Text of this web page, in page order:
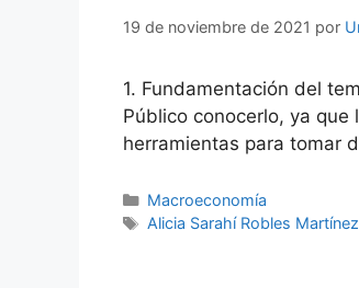
19 de noviembre de 2021 por
1. Fundamentación del
Público conocerlo, ya
herramientas para tomar
Categorías
Macroeconomía
Etiquetas
Alicia Sarahí Robles Martínez